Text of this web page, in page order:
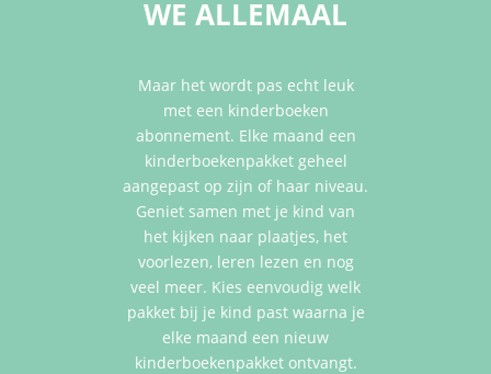
WE ALLEMAAL
Maar het wordt pas echt leuk
met een kinderboeken
abonnement. Elke maand een
kinderboekenpakket geheel
aangepast op zijn of haar niveau.
Geniet samen met je kind van
het kijken naar plaatjes, het
voorlezen, leren lezen en nog
veel meer. Kies eenvoudig welk
pakket bij je kind past waarna je
elke maand een nieuw
kinderboekenpakket ontvangt.